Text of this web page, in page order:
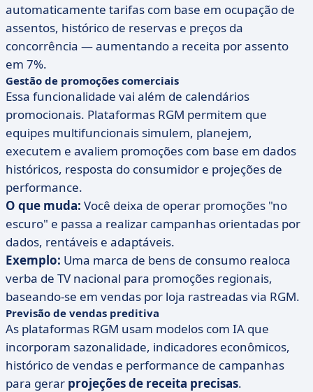
automaticamente tarifas com base em ocupação de
assentos, histórico de reservas e preços da
concorrência — aumentando a receita por assento
em 7%.
Gestão de promoções comerciais
Essa funcionalidade vai além de calendários
promocionais. Plataformas RGM permitem que
equipes multifuncionais simulem, planejem,
executem e avaliem promoções com base em dados
históricos, resposta do consumidor e projeções de
performance.
O que muda: Você deixa de operar promoções "no
escuro" e passa a realizar campanhas orientadas por
dados, rentáveis e adaptáveis.
Exemplo: Uma marca de bens de consumo realoca
verba de TV nacional para promoções regionais,
baseando-se em vendas por loja rastreadas via RGM.
Previsão de vendas preditiva
As plataformas RGM usam modelos com IA que
incorporam sazonalidade, indicadores econômicos,
histórico de vendas e performance de campanhas
para gerar projeções de receita precisas.